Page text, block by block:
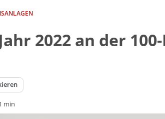
2022 an der
min